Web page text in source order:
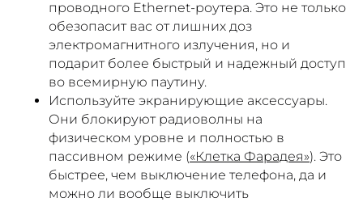
проводного Ethernet-роутера. Это не только
обезопасит вас от лишних доз
электромагнитного излучения, но и
подарит более быстрый и надежный доступ
во всемирную паутину.
Используйте экранирующие аксессуары.
Они блокируют радиоволны на
физическом уровне и полностью в
пассивном режиме («Клетка Фарадея»). Это
быстрее, чем выключение телефона, да и
можно ли вообще выключить